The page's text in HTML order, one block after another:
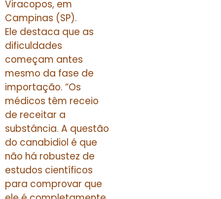
Viracopos, em
Campinas (SP).
Ele destaca que as
dificuldades
começam antes
mesmo da fase de
importação. “Os
médicos têm receio
de receitar a
substância. A questão
do canabidiol é que
não há robustez de
estudos científicos
para comprovar que